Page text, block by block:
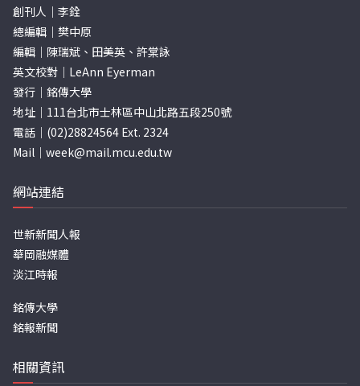
創刊人｜李銓
總編輯｜樊中原
編輯｜陳瑞斌、田美英、許棠詠
英文校對｜LeAnn Eyerman
發行｜銘傳大學
地址｜111台北市士林區中山北路五段250號
電話｜(02)28824564 Ext. 2324
Mail｜ week@mail.mcu.edu.tw
網站連結
世新新聞人報
華岡融媒體
淡江時報
銘傳大學
銘報新聞
相關資訊